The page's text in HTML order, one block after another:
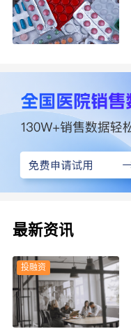
最新资讯
投融资